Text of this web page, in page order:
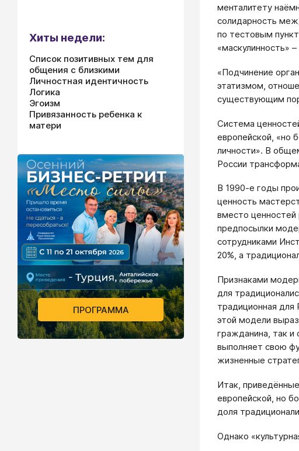
менталитету
солидарность
по тестовым
«маскулинность»
«Подчинение
этатизмом,
существующим
Система
европейской, «но
личности». В
России
В 1990-е годы
ценность
вместо ценностей
предпосылки
сотрудниками
20%, а
Признаками
для
традиционная для
этой модели
гражданина, так
выполняет свою
жизненные
Итак,
европейской, но
доля
Однако
Хиты недели:
Список позитивных тем для
общения с близкими
Личностная идентичность
Логика
Эгоизм
Привязанность ребенка к
матери
ПРОГРАММА